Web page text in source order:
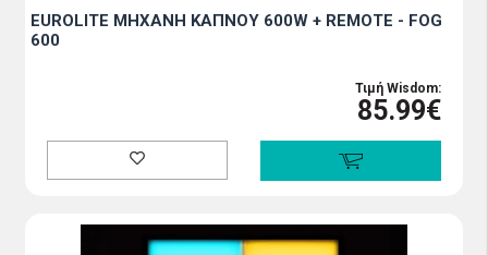
EUROLITE ΜΗΧΑΝΗ ΚΑΠΝΟΥ 600W + REMOTE - FOG
600
Τιμή Wisdom:
85.99€